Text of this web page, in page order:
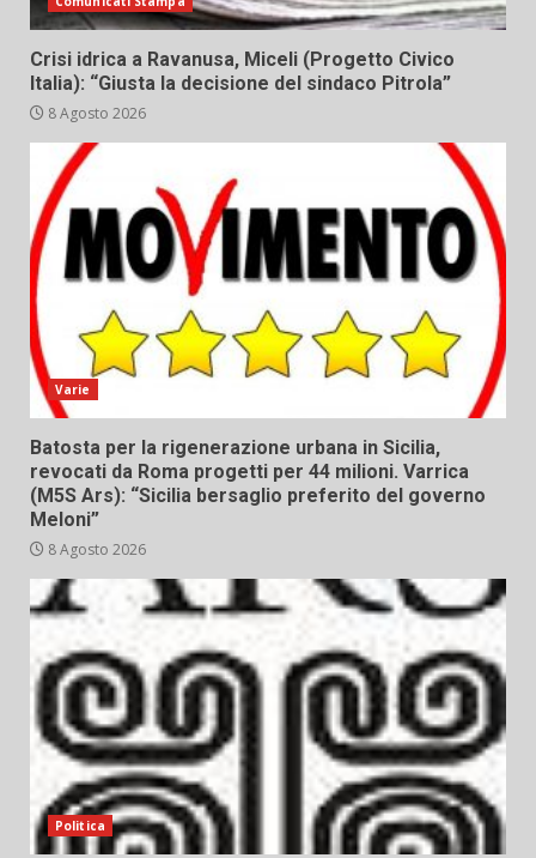
Crisi idrica a Ravanusa, Miceli (Progetto Civico
Italia): “Giusta la decisione del sindaco Pitrola”
8 Agosto 2026
Varie
Batosta per la rigenerazione urbana in Sicilia,
revocati da Roma progetti per 44 milioni. Varrica
(M5S Ars): “Sicilia bersaglio preferito del governo
Meloni”
8 Agosto 2026
Politica